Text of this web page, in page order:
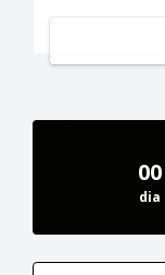
00
dia